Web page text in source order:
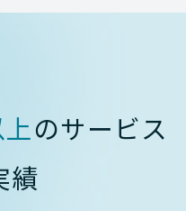
のサービス
績